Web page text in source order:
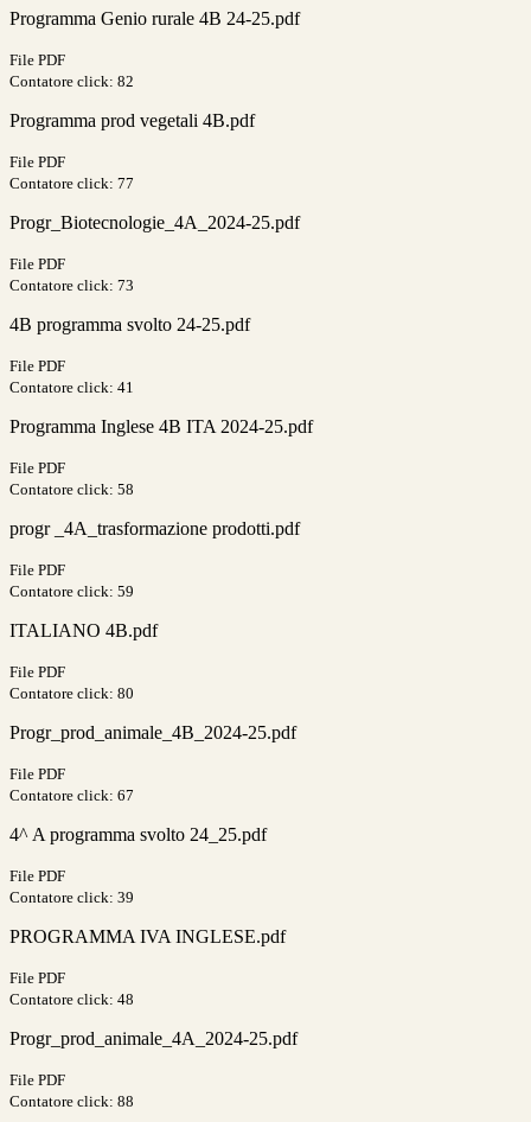
Programma Genio rurale 4B 24-25.pdf
File PDF
Contatore click: 82
Programma prod vegetali 4B.pdf
File PDF
Contatore click: 77
Progr_Biotecnologie_4A_2024-25.pdf
File PDF
Contatore click: 73
4B programma svolto 24-25.pdf
File PDF
Contatore click: 41
Programma Inglese 4B ITA 2024-25.pdf
File PDF
Contatore click: 58
progr _4A_trasformazione prodotti.pdf
File PDF
Contatore click: 59
ITALIANO 4B.pdf
File PDF
Contatore click: 80
Progr_prod_animale_4B_2024-25.pdf
File PDF
Contatore click: 67
4^ A programma svolto 24_25.pdf
File PDF
Contatore click: 39
PROGRAMMA IVA INGLESE.pdf
File PDF
Contatore click: 48
Progr_prod_animale_4A_2024-25.pdf
File PDF
Contatore click: 88